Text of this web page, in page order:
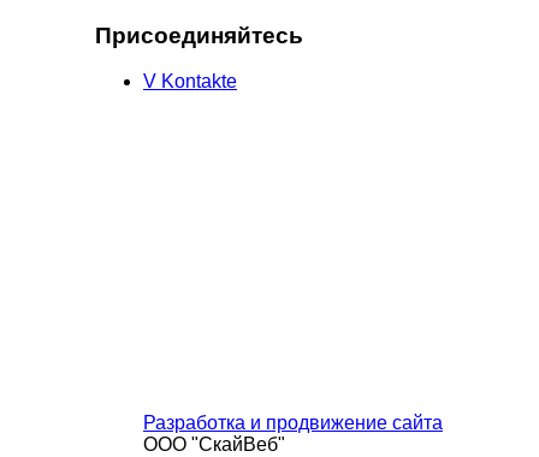
Присоединяйтесь
V Kontakte
Разработка и продвижение сайта
ООО "СкайВеб"